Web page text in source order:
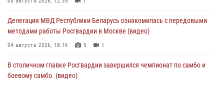
Делегация МВД Республики Беларусь ознакомилась с передовыми
методами работы Росгвардии в Москве (видео)
04 августа 2026, 18:16 5 1
В столичном главке Росгвардии завершился чемпионат по самбо и
боевому самбо. (видео)